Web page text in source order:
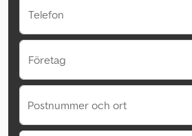
Telefon
Företag
Postnummer och ort